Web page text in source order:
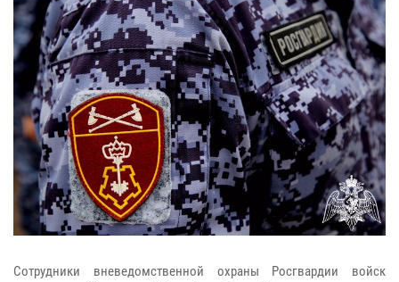
Сотрудники вневедомственной охраны Росгвардии войск